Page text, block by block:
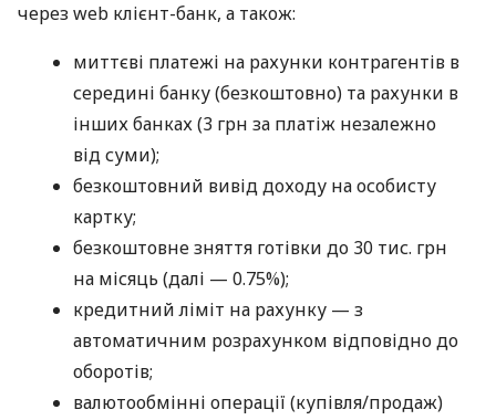
через web клієнт-банк, а також:
миттєві платежі на рахунки контрагентів в
середині банку (безкоштовно) та рахунки в
інших банках (3 грн за платіж незалежно
від суми);
безкоштовний вивід доходу на особисту
картку;
безкоштовне зняття готівки до 30 тис. грн
на місяць (далі — 0.75%);
кредитний ліміт на рахунку — з
автоматичним розрахунком відповідно до
оборотів;
валютообмінні операції (купівля/продаж)